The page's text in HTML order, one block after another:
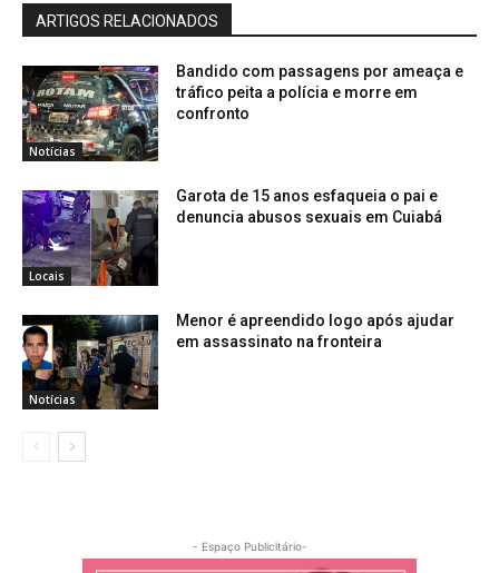
ARTIGOS RELACIONADOS
Notícias
Bandido com passagens por ameaça e
tráfico peita a polícia e morre em
confronto
Locais
Garota de 15 anos esfaqueia o pai e
denuncia abusos sexuais em Cuiabá
Notícias
Menor é apreendido logo após ajudar
em assassinato na fronteira
- Espaço Publicitário-